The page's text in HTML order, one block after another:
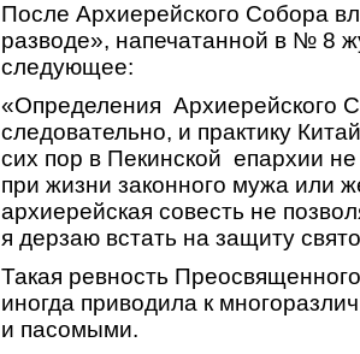
После Архиерейского Собора
разводе», напечатанной в № 8
следующее:
«Определения Архиерейского
следовательно, и практику
сих пор в Пекинской епархии
при жизни законного мужа или
архиерейская совесть не
я дерзаю встать на защиту
Такая ревность
иногда приводила к
и пасомыми.